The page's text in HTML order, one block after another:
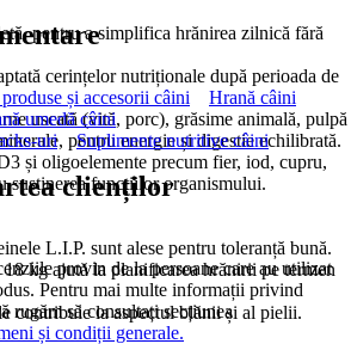
pentru a simplifica hrănirea zilnică fără
cerințelor nutriționale după perioada de
uscată (vită, porc), grăsime animală, pulpă
pentru energie și digestie echilibrată.
și oligoelemente precum fier, iod, cupru,
susținerea funcțiilor organismului.
L.I.P. sunt alese pentru toleranță bună.
18 kg ajută la planificarea hrănirii pe termen
contribuie la aspectul blănii și al pielii.
și accesorii câini
Hrană câini
umedă câini
uri
Suplimente nutritive câini
clienților
provin de la persoane care au utilizat
Pentru mai multe informații privind
rugăm să consultați secțiunea
și condiții generale.